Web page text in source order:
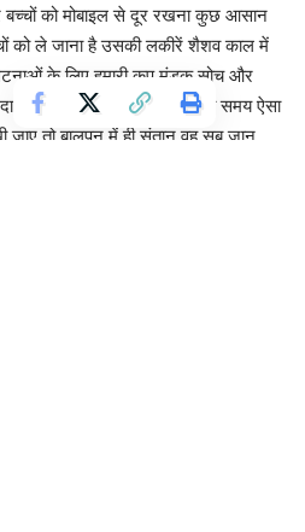
को मोबाइल से दूर रखना कुछ आसान
को ले जाना है उसकी लकीरें शैशव काल में
के लिए हमारी कूप मंडूक सोच और
ठहराया जा सकता है। आज का समय ऐसा
तो बालपन में ही संतान वह सब जान